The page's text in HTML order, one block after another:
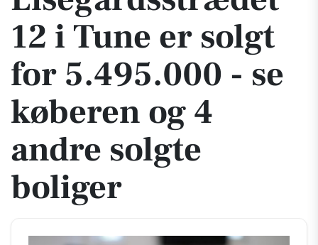
12 i Tune er solgt
for 5.495.000 - se
køberen og 4
andre solgte
boliger